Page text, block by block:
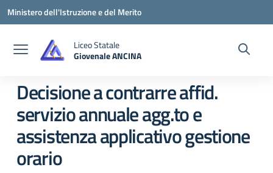
Vai ai contenuti
Vai al menu di navigazione
Vai al footer
Ministero dell'Istruzione e del Merito
Liceo Statale
Giovenale ANCINA
Decisione a contrarre affid.
servizio annuale agg.to e
assistenza applicativo gestione
orario